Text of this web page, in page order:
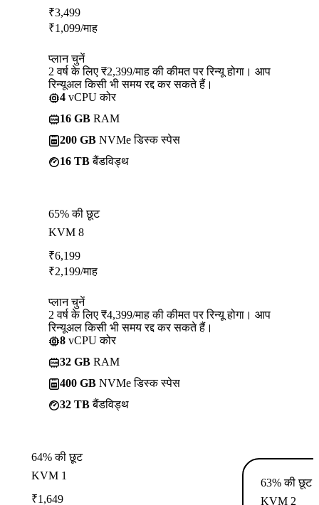
₹3,499
₹1,099/माह
प्लान चुनें
2 वर्ष के लिए ₹2,399/माह की कीमत पर रिन्यू होगा। आप
रिन्यूअल किसी भी समय रद्द कर सकते हैं।
4 vCPU कोर
16 GB RAM
200 GB NVMe डिस्क स्पेस
16 TBबैंडविड्थ
65% की छूट
KVM 8
₹6,199
₹2,199/माह
प्लान चुनें
2 वर्ष के लिए ₹4,399/माह की कीमत पर रिन्यू होगा। आप
रिन्यूअल किसी भी समय रद्द कर सकते हैं।
8 vCPU कोर
32 GB RAM
400 GB NVMe डिस्क स्पेस
32 TBबैंडविड्थ
64% की छूट
KVM 1
₹1,649
63% की छूट
KVM 2